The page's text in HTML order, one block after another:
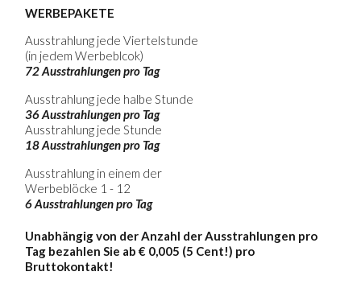
WERBEPAKETE
Ausstrahlung jede Viertelstunde
(in jedem Werbeblcok)
72 Ausstrahlungen pro Tag
Ausstrahlung jede halbe Stunde
36 Ausstrahlungen pro Tag
Ausstrahlung jede Stunde
18 Ausstrahlungen pro Tag
Ausstrahlung in einem der
Werbeblöcke 1 - 12
6 Ausstrahlungen pro Tag
Unabhängig von der Anzahl der Ausstrahlungen pro
Tag bezahlen Sie ab € 0,005 (5 Cent!) pro
Bruttokontakt!